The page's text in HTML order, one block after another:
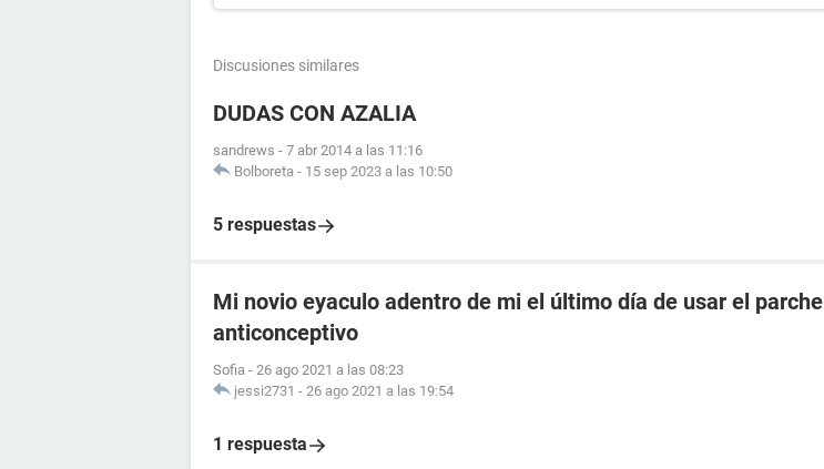
Discusiones similares
DUDAS CON AZALIA
sandrews - 7 abr 2014 a las 11:16
Bolboreta - 15 sep 2023 a las 10:50
5 respuestas
Mi novio eyaculo adentro de mi el último día de usar el parche
anticonceptivo
Sofia - 26 ago 2021 a las 08:23
jessi2731 - 26 ago 2021 a las 19:54
1 respuesta